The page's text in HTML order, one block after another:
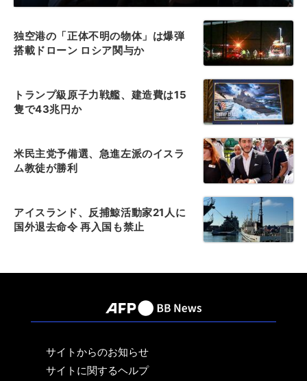
独空港の「正体不明の物体」は爆弾
搭載ドローン ロシア関与か
トランプ級原子力戦艦、建造費は15
隻で43兆円か
米民主党予備選、急進左派のイスラ
ム教徒が勝利
アイスランド、反捕鯨活動家21人に
国外退去命令 再入国も禁止
サイトからのお知らせ
サイトに関するヘルプ